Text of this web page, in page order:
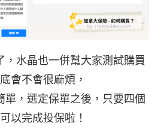
，水晶也一併幫大家測試購買
會不會很麻煩，
單，選定保單之後，只要四個
以完成投保啦！